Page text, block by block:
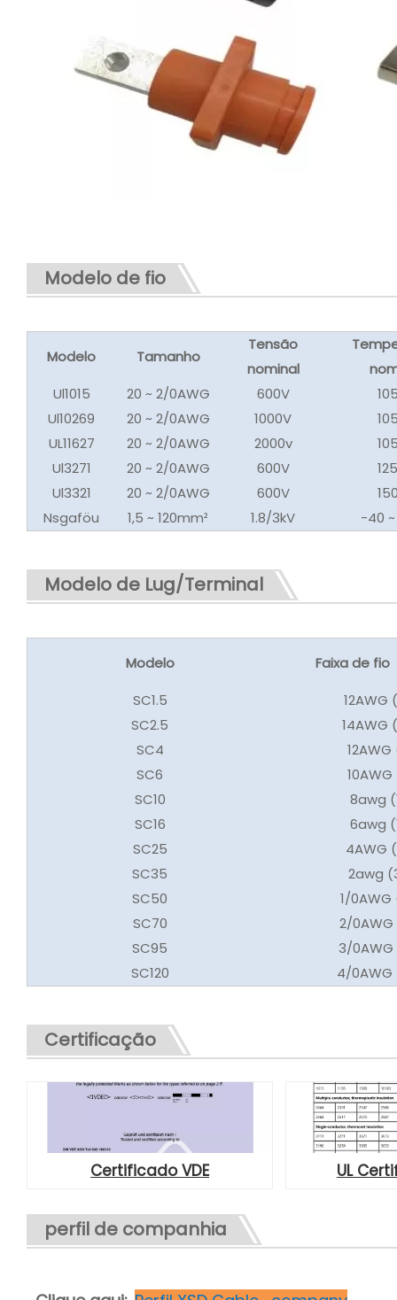
Modelo de fio
Modelo Tamanho
Tensão
nominal
Ul1015
20 ~ 2/0AWG 600V
Ul10269
20 ~ 2/0AWG 1000V
UL11627
20 ~ 2/0AWG 2000v
Ul3271
20 ~ 2/0AWG 600V
Ul3321
20 ~ 2/0AWG 600V
Nsgaföu
1,5 ~ 120mm² 1.8/3kV -40
Modelo de Lug/Terminal
Modelo
Faixa de fio
SC1.5
12AWG
SC2.5
14AWG
SC4
SC6
SC10
8awg
SC16
6awg
SC25
4AWG
SC35
2awg
SC50
1/
SC70
2/
SC95
3/
SC120
4/0AWG
Certificação
Certificado VDE UL
perfil de companhia